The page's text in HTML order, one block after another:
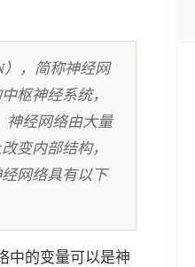
），简称神经网
枢神经系统，
神经网络由大量
变内部结构，
网络具有以下
中的变量可以是神